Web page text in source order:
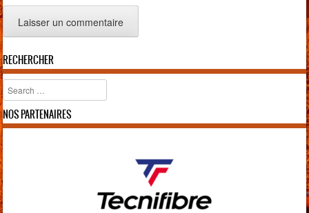
RECHERCHER
Rechercher
NOS PARTENAIRES